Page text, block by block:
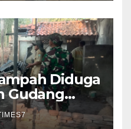
Diduga
Gudang